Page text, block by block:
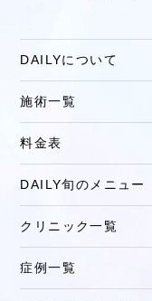
DAILYについて
施術一覧
料金表
DAILY旬のメニュー
クリニック一覧
症例一覧